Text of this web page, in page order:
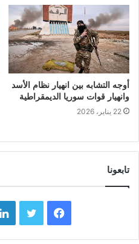
أوجه التشابه بين انهيار نظام الأسد
وانهيار قوات سوريا الديمقراطية
22 يناير، 2026
تابعونا
ي
و